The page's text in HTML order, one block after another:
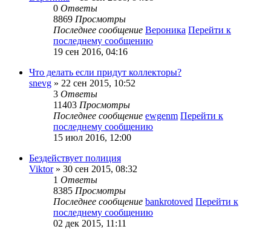
0 Ответы
8869 Просмотры
Последнее сообщение Вероника Перейти к
последнему сообщению
19 сен 2016, 04:16
Что делать если придут коллекторы?
snevg » 22 сен 2015, 10:52
3 Ответы
11403 Просмотры
Последнее сообщение ewgenm Перейти к
последнему сообщению
15 июл 2016, 12:00
Бездействует полиция
Viktor» 30 сен 2015, 08:32
1 Ответы
8385 Просмотры
Последнее сообщение bankrotoved Перейти к
последнему сообщению
02 дек 2015, 11:11